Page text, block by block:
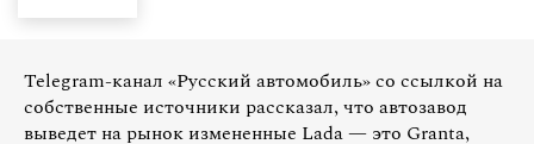
Telegram-канал «Русский автомобиль» со ссылкой на
собственные источники рассказал, что автозавод
выведет на рынок измененные Lada — это Granta,